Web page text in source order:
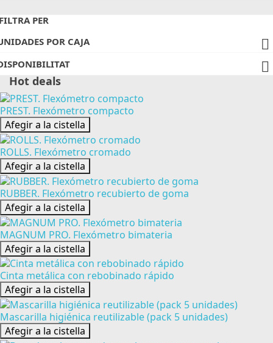
PER
POR CAJA


Hot deals
PREST. Flexómetro compacto
Afegir a la cistella
ROLLS. Flexómetro cromado
Afegir a la cistella
RUBBER. Flexómetro recubierto de goma
Afegir a la cistella
MAGNUM PRO. Flexómetro bimateria
Afegir a la cistella
Cinta metálica con rebobinado rápido
Afegir a la cistella
Mascarilla higiénica reutilizable (pack 5 unidades)
Afegir a la cistella